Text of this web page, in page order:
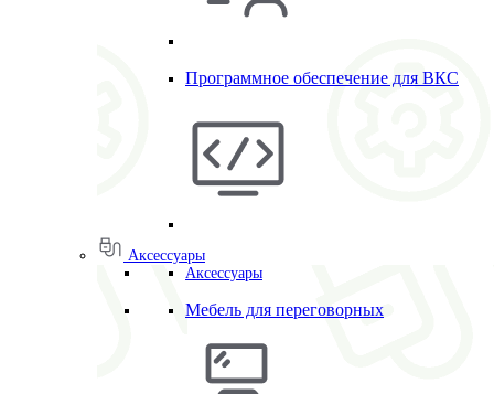
Программное обеспечение для ВКС
Аксессуары
Аксессуары
Мебель для переговорных